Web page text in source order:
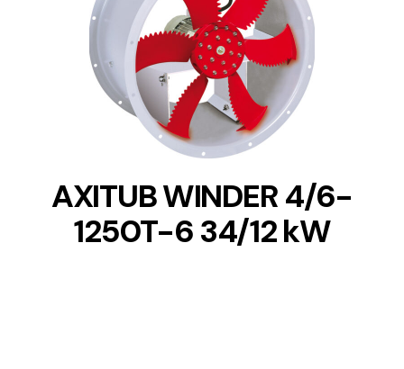
DETAILS
AXITUB WINDER 4/6-
1250T-6 34/12 kW